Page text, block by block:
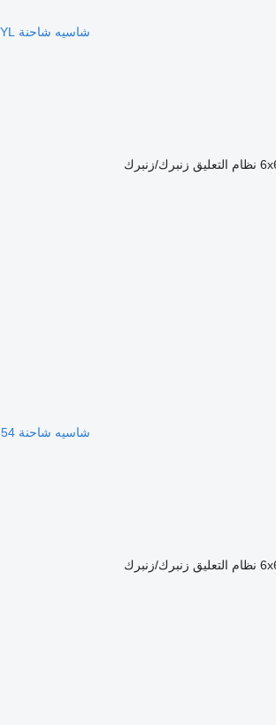
شاسيه شاحنة Nissan UD CZ4YL
نظام التعليق زنبرك/زنبرك
شاسيه شاحنة Mercedes-Benz Actros 3354
نظام التعليق زنبرك/زنبرك